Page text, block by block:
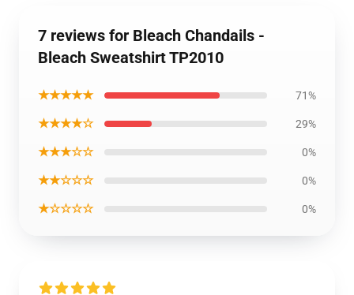
7 reviews for Bleach Chandails -
Bleach Sweatshirt TP2010
★★★★★ 71%
★★★★☆ 29%
★★★☆☆ 0%
★★☆☆☆ 0%
★☆☆☆☆ 0%